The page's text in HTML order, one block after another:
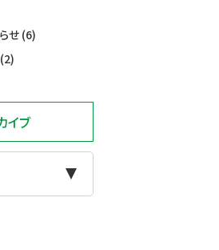
せ (6)
イブ